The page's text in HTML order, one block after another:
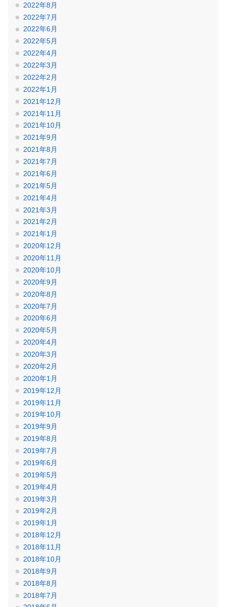
2022年8月
2022年7月
2022年6月
2022年5月
2022年4月
2022年3月
2022年2月
2022年1月
2021年12月
2021年11月
2021年10月
2021年9月
2021年8月
2021年7月
2021年6月
2021年5月
2021年4月
2021年3月
2021年2月
2021年1月
2020年12月
2020年11月
2020年10月
2020年9月
2020年8月
2020年7月
2020年6月
2020年5月
2020年4月
2020年3月
2020年2月
2020年1月
2019年12月
2019年11月
2019年10月
2019年9月
2019年8月
2019年7月
2019年6月
2019年5月
2019年4月
2019年3月
2019年2月
2019年1月
2018年12月
2018年11月
2018年10月
2018年9月
2018年8月
2018年7月